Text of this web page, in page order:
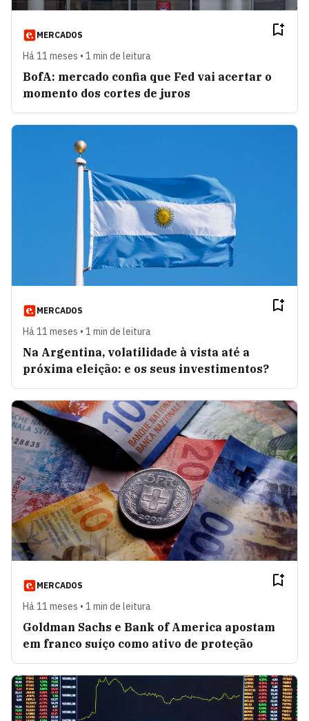
MERCADOS
Há 11 meses • 1 min de leitura
BofA: mercado confia que Fed vai acertar o
momento dos cortes de juros
MERCADOS
Há 11 meses • 1 min de leitura
Na Argentina, volatilidade à vista até a
próxima eleição: e os seus investimentos?
MERCADOS
Há 11 meses • 1 min de leitura
Goldman Sachs e Bank of America apostam
em franco suíço como ativo de proteção